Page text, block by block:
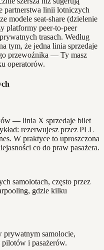
partnerstwa linii lotniczych
modele seat-share (dzielenie
platformy peer-to-peer
trasach. Według
tym, że jedna linia sprzedaje
przewoźnika — Ty masz
operatorów.
— linia X sprzedaje bilet
rezerwujesz przez PLL
W praktyce to uproszczona
co do praw pasażera.
samolotach, często przez
gdzie kilku
prywatnym samolocie,
pilotów i pasażerów.